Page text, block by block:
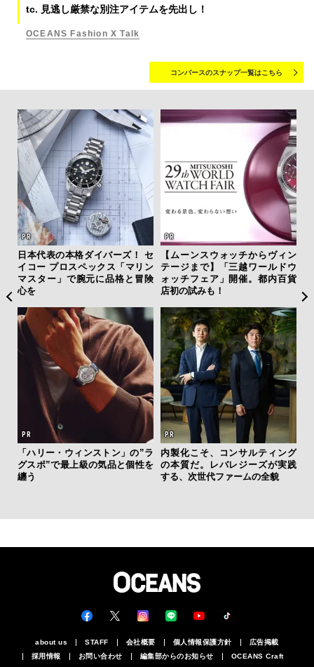
tc. 見逃し厳禁な別注アイテムを先出し！
OCEANS Fashion X Talk
コンバースのスナップ一覧はこちら
日本代表の本格ダイバーズ！ セ
イコー プロスペックス「マリン
マスター」で腕元に品格と冒険
心を
【ムーンスウォッチからヴィン
テージまで】「三越ワールドウ
ォッチフェア」開催。都内百貨
店初の試みも！
「ハリー・ウィンストン」の”ラ
グスポ”で最上級の気品と個性を
纏う
内製化こそ、コンサルティング
の本質だ。レバレジーズが実践
する、次世代ファームの全貌
about us STAFF 会社概要 個人情報保護方針
広告掲載
採用情報
お問い合わせ 編集部からのお知らせ OCEANS Craft